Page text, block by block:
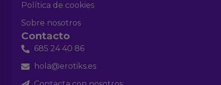
Política de cookies
Sobre nosotros
Contacto
685 24 40 86
hola@erotiks.es